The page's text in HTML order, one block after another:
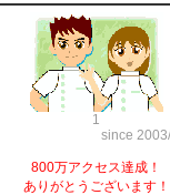
1
since
800万アクセス達成！
ありがとうございます！